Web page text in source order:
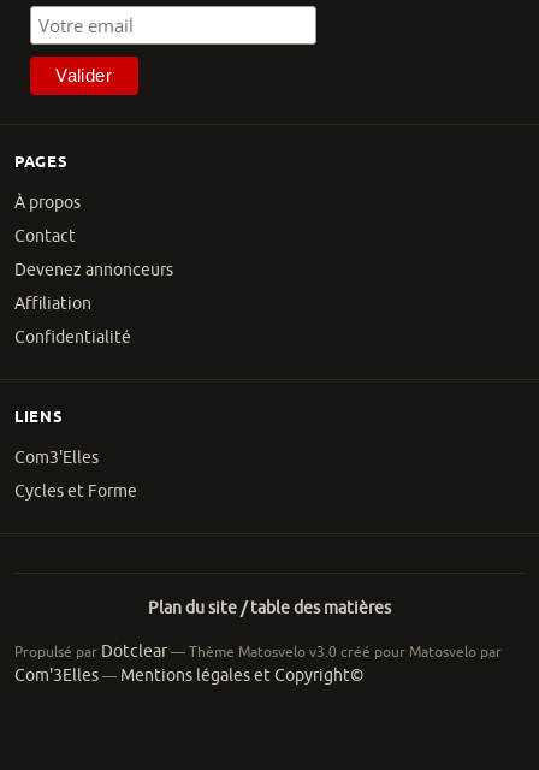
PAGES
À propos
Contact
Devenez annonceurs
Affiliation
Confidentialité
LIENS
Com3'Elles
Cycles et Forme
Plan du site / table des matières
Propulsé par Dotclear— Thème Matosvelo v3.0 créé pour Matosvelo par
Com'3Elles— Mentions légales et Copyright©